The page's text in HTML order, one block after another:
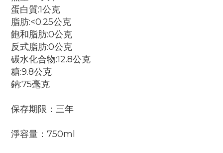
蛋白質:1公克
脂肪:<0.25公克
飽和脂肪:0公克
反式脂肪:0公克
碳水化合物:12.8公克
糖:9.8公克
鈉:75毫克
保存期限：三年
淨容量：750ml